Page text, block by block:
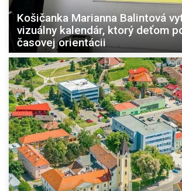
Košičanka Marianna Balintová
vizuálny kalendár, ktorý deťom
časovej orientácii